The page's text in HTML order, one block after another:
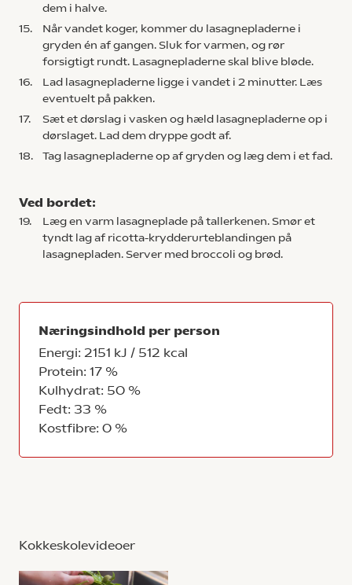
dem i halve.
15.
Når vandet koger, kommer du lasagnepladerne i
gryden én af gangen. Sluk for varmen, og rør
forsigtigt rundt. Lasagnepladerne skal blive bløde.
16.
Lad lasagnepladerne ligge i vandet i 2 minutter. Læs
eventuelt på pakken.
17.
Sæt et dørslag i vasken og hæld lasagnepladerne op i
dørslaget. Lad dem dryppe godt af.
18.
Tag lasagnepladerne op af gryden og læg dem i et fad.
Ved bordet:
19.
Læg en varm lasagneplade på tallerkenen. Smør et
tyndt lag af ricotta-krydderurteblandingen på
lasagnepladen. Server med broccoli og brød.
Næringsindhold per person
Energi: 2151 kJ / 512 kcal
Protein: 17 %
Kulhydrat: 50 %
Fedt: 33 %
Kostfibre: 0 %
Kokkeskolevideoer